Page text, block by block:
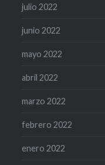
julio 2022
junio 2022
mayo 2022
abril 2022
marzo 2022
febrero 2022
enero 2022